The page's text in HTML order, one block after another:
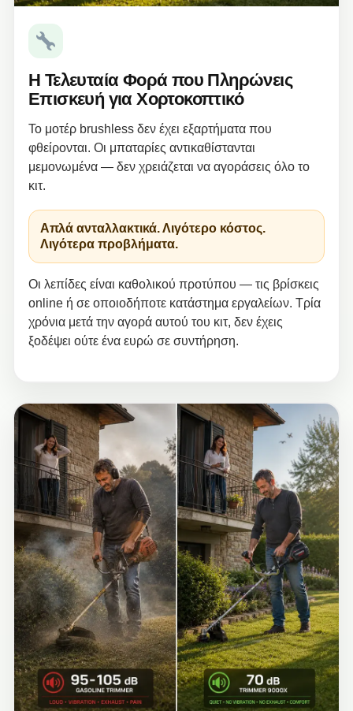
Η Τελευταία Φορά που Πληρώνεις
Επισκευή για Χορτοκοπτικό
Το μοτέρ brushless δεν έχει εξαρτήματα που
φθείρονται. Οι μπαταρίες αντικαθίστανται
μεμονωμένα — δεν χρειάζεται να αγοράσεις όλο το
κιτ.
Απλά ανταλλακτικά. Λιγότερο κόστος.
Λιγότερα προβλήματα.
Οι λεπίδες είναι καθολικού προτύπου — τις βρίσκεις
online ή σε οποιοδήποτε κατάστημα εργαλείων. Τρία
χρόνια μετά την αγορά αυτού του κιτ, δεν έχεις
ξοδέψει ούτε ένα ευρώ σε συντήρηση.